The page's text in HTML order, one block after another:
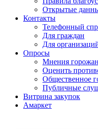
Открытые
Контакты
Телефонный
Для граждан
Для
Опросы
Мнения горожан
Оценить
Общественное
Публичные
Витрина закупок
Амаркет